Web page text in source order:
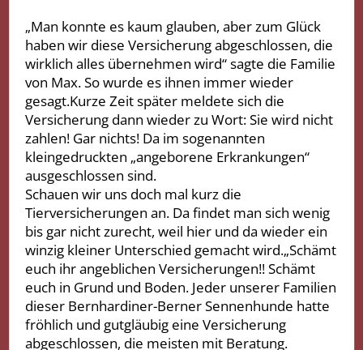
„Man konnte es kaum glauben, aber zum Glück
haben wir diese Versicherung abgeschlossen, die
wirklich alles übernehmen wird“ sagte die Familie
von Max. So wurde es ihnen immer wieder
gesagt.Kurze Zeit später meldete sich die
Versicherung dann wieder zu Wort: Sie wird nicht
zahlen! Gar nichts! Da im sogenannten
kleingedruckten „angeborene Erkrankungen“
ausgeschlossen sind.
Schauen wir uns doch mal kurz die
Tierversicherungen an. Da findet man sich wenig
bis gar nicht zurecht, weil hier und da wieder ein
winzig kleiner Unterschied gemacht wird.„Schämt
euch ihr angeblichen Versicherungen!! Schämt
euch in Grund und Boden. Jeder unserer Familien
dieser Bernhardiner-Berner Sennenhunde hatte
fröhlich und gutgläubig eine Versicherung
abgeschlossen, die meisten mit Beratung.